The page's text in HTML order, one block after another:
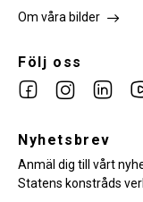
Om våra bilder
Följ oss
facebookinstagramLinkedin
Nyhetsbrev
Anmäl dig till vårt
Statens konstråds